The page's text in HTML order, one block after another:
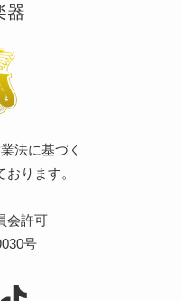
器
法に基づく
ります。
会許可
号